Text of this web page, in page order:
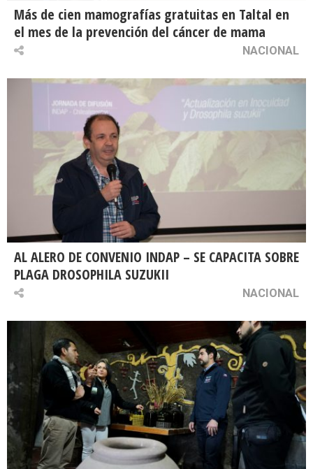
Más de cien mamografías gratuitas en Taltal en
el mes de la prevención del cáncer de mama
NACIONAL
AL ALERO DE CONVENIO INDAP – SE CAPACITA SOBRE
PLAGA DROSOPHILA SUZUKII
NACIONAL